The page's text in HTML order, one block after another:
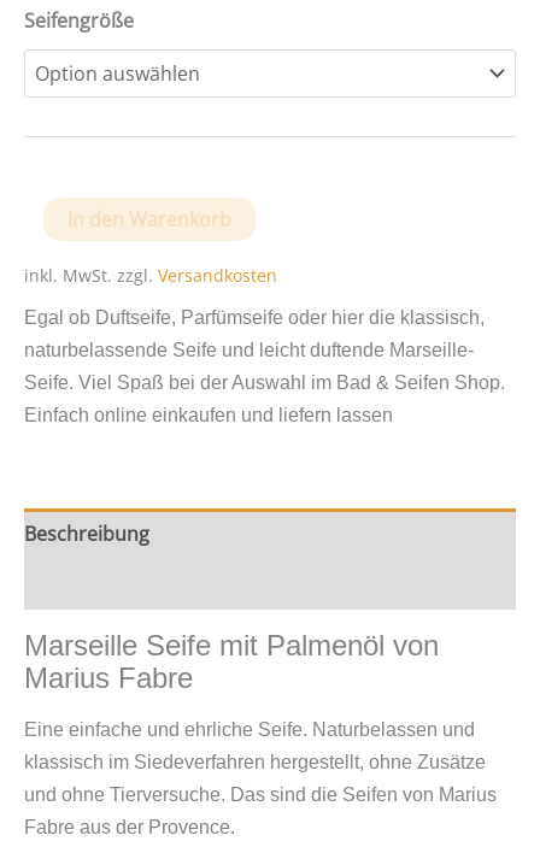
Seifengröße
Marseille
Seife
mit
Palmöl
von
Marius
Menge
In den Warenkorb
inkl. MwSt. zzgl. Versandkosten
Egal ob Duftseife, Parfümseife oder hier die klassisch,
naturbelassende Seife und leicht duftende Marseille-
Seife. Viel Spaß bei der Auswahl im Bad & Seifen Shop.
Einfach online einkaufen und liefern lassen
Beschreibung
Marseille Seife mit Palmenöl von
Marius Fabre
Eine einfache und ehrliche Seife. Naturbelassen und
klassisch im Siedeverfahren hergestellt, ohne Zusätze
und ohne Tierversuche. Das sind die Seifen von Marius
Fabre aus der Provence.